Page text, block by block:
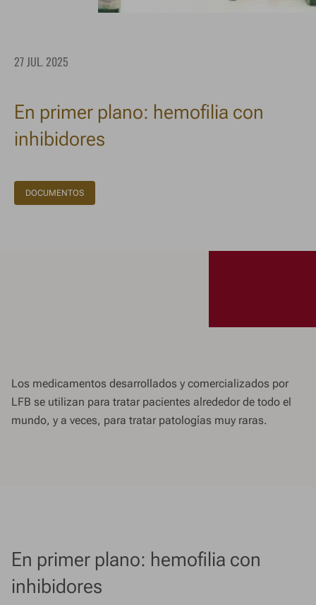
27 JUL. 2025
En primer plano: hemofilia con
inhibidores
DOCUMENTOS
Los medicamentos desarrollados y comercializados por
LFB se utilizan para tratar pacientes alrededor de todo el
mundo, y a veces, para tratar patologías muy raras.
En primer plano: hemofilia con
inhibidores